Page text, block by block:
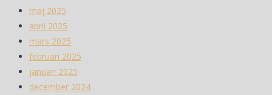
maj 2025
april 2025
mars 2025
februari 2025
januari 2025
december 2024